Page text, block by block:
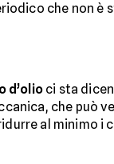
che non
d’olioci sta
che può
al minimo i